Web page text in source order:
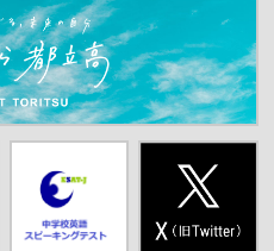
が開きます）
ピーキングテ
スト（別ウイ
ンドウが開き
（別ウインド
ウが開きま
す）